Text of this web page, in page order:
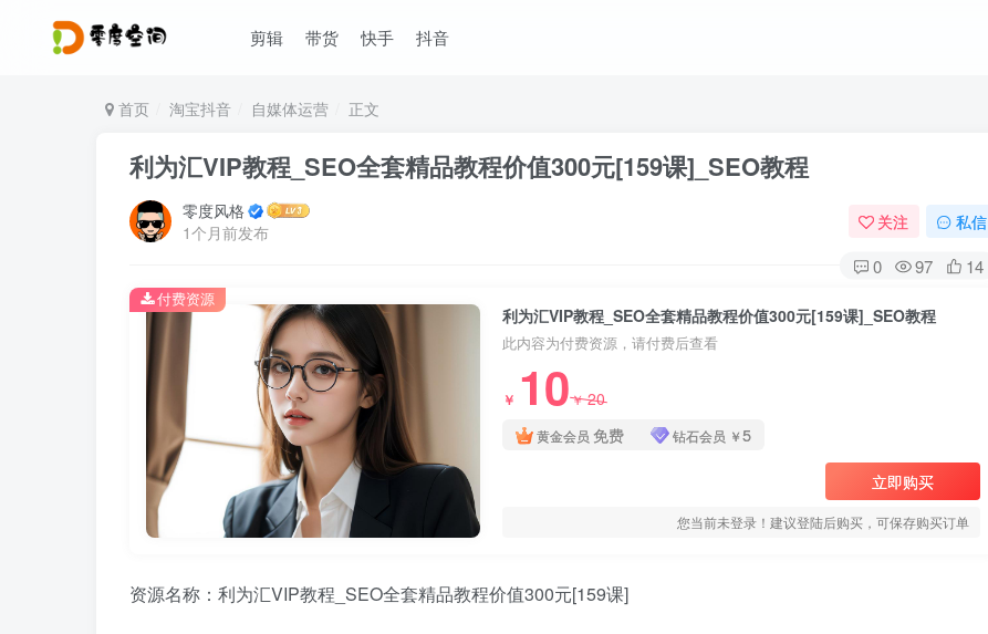
剪辑 带货 快手 抖音
首页 淘宝抖音 自媒体运营 正文
利为汇VIP教程_SEO全套精品教程价值300元[159课]_SEO教程
零度风格
1个月前发布
关注 私信
0 97 14
利为汇VIP教程_SEO全套精品教程价值300元[159课]_SEO教程
此内容为付费资源，请付费后查看
￥ 10￥20
黄金会员 免费 钻石会员 ￥5
立即购买
您当前未登录！建议登陆后购买，可保存购买订单
付费资源
资源名称：利为汇VIP教程_SEO全套精品教程价值300元[159课]